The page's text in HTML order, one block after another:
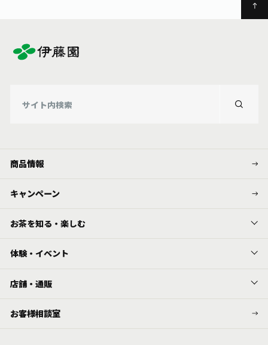
商品情報
キャンペーン
お茶を知る・楽しむ
体験・イベント
店舗・通販
お客様相談室